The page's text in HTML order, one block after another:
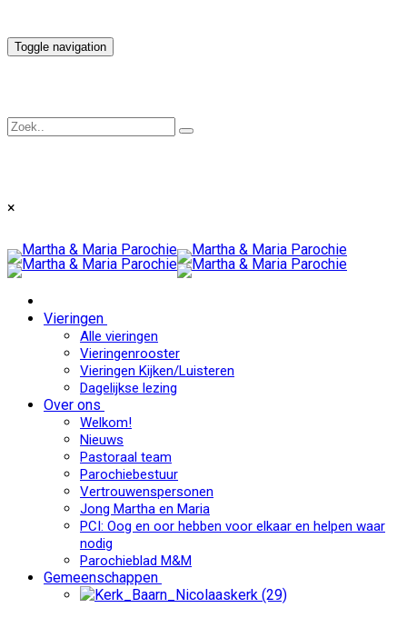
Toggle navigation
×
Vieringen
Alle vieringen
Vieringenrooster
Vieringen Kijken/Luisteren
Dagelijkse lezing
Over ons
Welkom!
Nieuws
Pastoraal team
Parochiebestuur
Vertrouwenspersonen
Jong Martha en Maria
PCI: Oog en oor hebben voor elkaar en helpen waar
nodig
Parochieblad M&M
Gemeenschappen